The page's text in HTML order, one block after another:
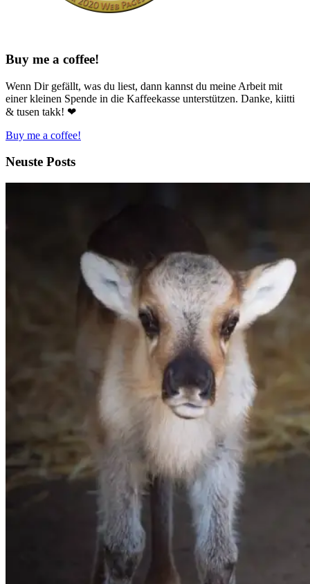
Buy me a coffee!
Wenn Dir gefällt, was du liest, dann kannst du meine Arbeit mit
einer kleinen Spende in die Kaffeekasse unterstützen. Danke, kiitti
& tusen takk! ❤
Buy me a coffee!
Neuste Posts